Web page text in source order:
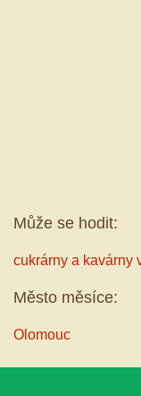
Může se hodit:
cukrárny a kavárny
Město měsíce:
Olomouc